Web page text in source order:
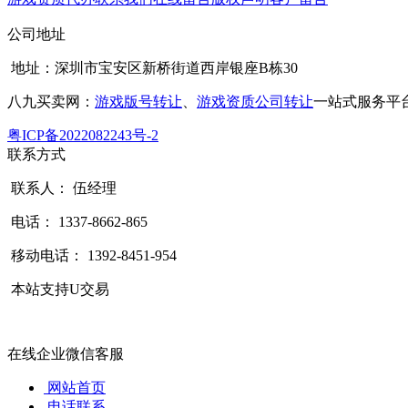
公司地址
地址：深圳市宝安区新桥街道西岸银座B栋30
八九买卖网： 游戏版号转让 游戏资质公司转让一站式服务平
粤ICP备2022082243号-2
联系方式
联系人： 伍经理
电话： 1337-8662-865
移动电话： 1392-8451-954
本站支持U交易
在线企业微信客服
网站首页